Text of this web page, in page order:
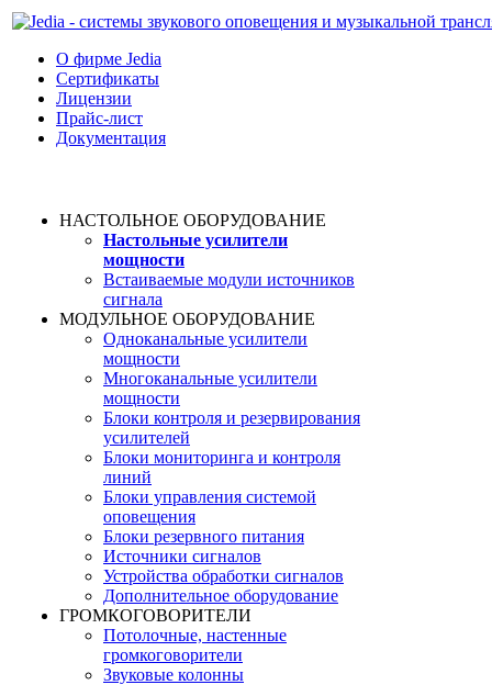
О фирме Jedia
Cертификаты
Лицензии
Прайс-лист
Документация
НАСТОЛЬНОЕ ОБОРУДОВАНИЕ
Настольные усилители
мощности
Встаиваемые модули источников
сигнала
МОДУЛЬНОЕ ОБОРУДОВАНИЕ
Одноканальные усилители
мощности
Многоканальные усилители
мощности
Блоки контроля и резервирования
усилителей
Блоки мониторинга и контроля
линий
Блоки управления системой
оповещения
Блоки резервного питания
Источники сигналов
Устройства обработки сигналов
Дополнительное оборудование
ГРОМКОГОВОРИТЕЛИ
Потолочные, настенные
громкоговорители
Звуковые колонны